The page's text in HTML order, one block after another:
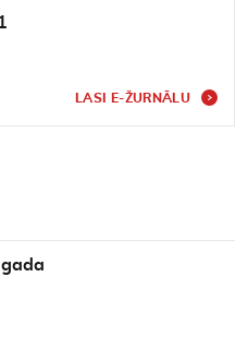
LASI E-ŽURNĀLU